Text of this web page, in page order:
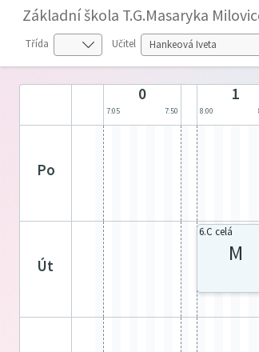
Základní škola T.G.Masaryka
Třída Učitel
0
7:05 7:50
1
8:00
po
út
6.C celá
M